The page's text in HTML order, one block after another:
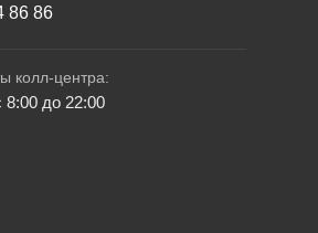
86 86
колл-центра:
8:00 до 22:00